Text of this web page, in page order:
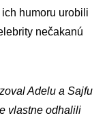
humoru urobili
nečakanú
Adelu a Sajfu
vlastne odhalili